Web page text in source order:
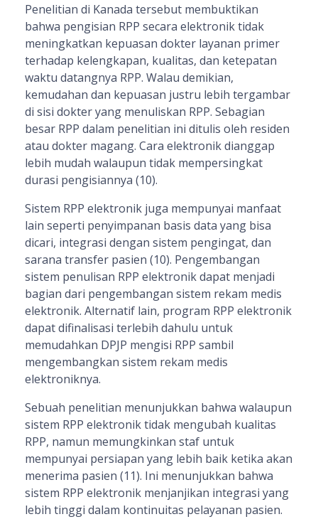
Penelitian di Kanada tersebut membuktikan
bahwa pengisian RPP secara elektronik tidak
meningkatkan kepuasan dokter layanan primer
terhadap kelengkapan, kualitas, dan ketepatan
waktu datangnya RPP. Walau demikian,
kemudahan dan kepuasan justru lebih tergambar
di sisi dokter yang menuliskan RPP. Sebagian
besar RPP dalam penelitian ini ditulis oleh residen
atau dokter magang. Cara elektronik dianggap
lebih mudah walaupun tidak mempersingkat
durasi pengisiannya (10).
Sistem RPP elektronik juga mempunyai manfaat
lain seperti penyimpanan basis data yang bisa
dicari, integrasi dengan sistem pengingat, dan
sarana transfer pasien (10). Pengembangan
sistem penulisan RPP elektronik dapat menjadi
bagian dari pengembangan sistem rekam medis
elektronik. Alternatif lain, program RPP elektronik
dapat difinalisasi terlebih dahulu untuk
memudahkan DPJP mengisi RPP sambil
mengembangkan sistem rekam medis
elektroniknya.
Sebuah penelitian menunjukkan bahwa walaupun
sistem RPP elektronik tidak mengubah kualitas
RPP, namun memungkinkan staf untuk
mempunyai persiapan yang lebih baik ketika akan
menerima pasien (11). Ini menunjukkan bahwa
sistem RPP elektronik menjanjikan integrasi yang
lebih tinggi dalam kontinuitas pelayanan pasien.